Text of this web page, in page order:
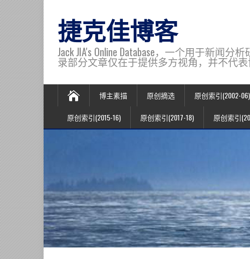
捷克佳博客
Jack JIA's Online Database，一个用于新闻
录部分文章仅在于提供多方视角，并不代表
博主素描 原创摘选 原创索引(2002-06)
原创索引(2015-16) 原创索引(2017-18) 原创索引